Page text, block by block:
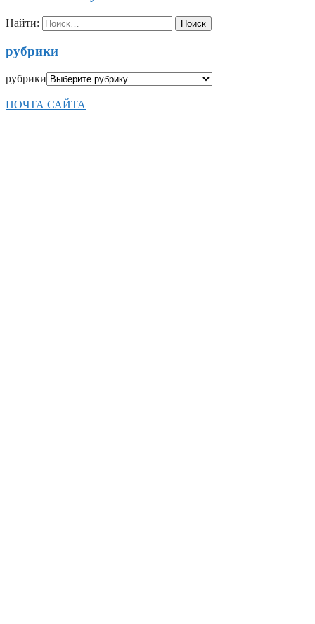
Найти:
рубрики
рубрики
ПОЧТА САЙТА